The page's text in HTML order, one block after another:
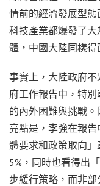
情前的經濟發展型
科技產業都爆發了
體，中國大陸同樣得
事實上，大陸政府
府工作報告中，特
的內外困難與挑戰
亮點是，李強在報
體要求和政策取向」
5%，同時也看得出
步緩行策略，而非部